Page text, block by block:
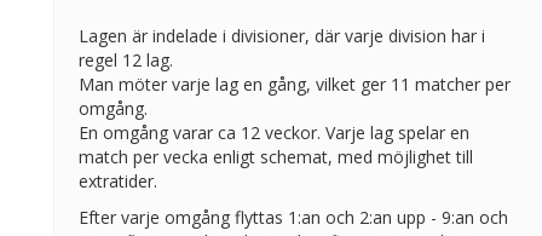
Lagen är indelade i divisioner, där varje division har i
regel 12 lag.
Man möter varje lag en gång, vilket ger 11 matcher per
omgång.
En omgång varar ca 12 veckor. Varje lag spelar en
match per vecka enligt schemat, med möjlighet till
extratider.
Efter varje omgång flyttas 1:an och 2:an upp - 9:an och